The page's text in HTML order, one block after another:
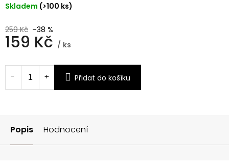
259 Kč –38 %
159 Kč / ks
cena:
Skladem (>100 ks)
Přidat do košíku
Popis Hodnocení